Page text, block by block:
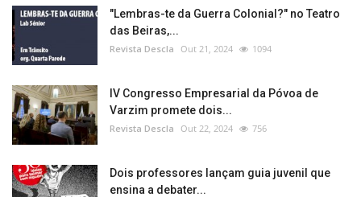
"Lembras-te da Guerra Colonial?" no Teatro
das Beiras,...
Revista Descla Out 21, 2024 1094
IV Congresso Empresarial da Póvoa de
Varzim promete dois...
Revista Descla Out 22, 2024 756
Dois professores lançam guia juvenil que
ensina a debater...